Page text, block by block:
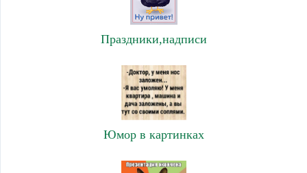
Праздники,надписи
Юмор в картинках